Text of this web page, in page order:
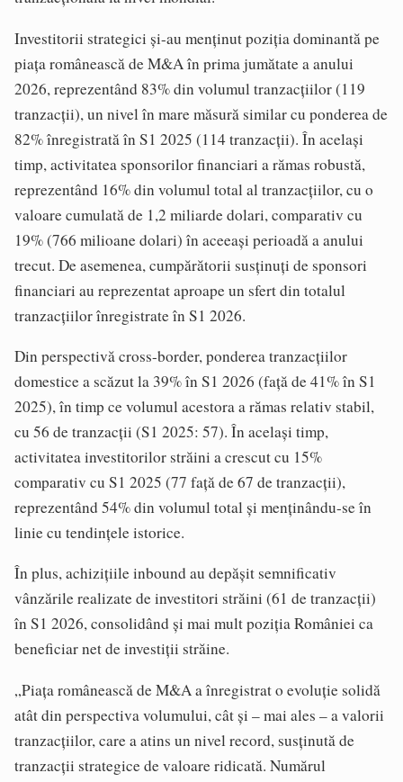
Investitorii strategici şi-au menţinut poziţia dominantă pe
piaţa românească de M&A în prima jumătate a anului
2026, reprezentând 83% din volumul tranzacţiilor (119
tranzacţii), un nivel în mare măsură similar cu ponderea de
82% înregistrată în S1 2025 (114 tranzacţii). În acelaşi
timp, activitatea sponsorilor financiari a rămas robustă,
reprezentând 16% din volumul total al tranzacţiilor, cu o
valoare cumulată de 1,2 miliarde dolari, comparativ cu
19% (766 milioane dolari) în aceeaşi perioadă a anului
trecut. De asemenea, cumpărătorii susţinuţi de sponsori
financiari au reprezentat aproape un sfert din totalul
tranzacţiilor înregistrate în S1 2026.
Din perspectivă cross-border, ponderea tranzacţiilor
domestice a scăzut la 39% în S1 2026 (faţă de 41% în S1
2025), în timp ce volumul acestora a rămas relativ stabil,
cu 56 de tranzacţii (S1 2025: 57). În acelaşi timp,
activitatea investitorilor străini a crescut cu 15%
comparativ cu S1 2025 (77 faţă de 67 de tranzacţii),
reprezentând 54% din volumul total şi menţinându-se în
linie cu tendinţele istorice.
În plus, achiziţiile inbound au depăşit semnificativ
vânzările realizate de investitori străini (61 de tranzacţii)
în S1 2026, consolidând şi mai mult poziţia României ca
beneficiar net de investiţii străine.
„Piaţa românească de M&A a înregistrat o evoluţie solidă
atât din perspectiva volumului, cât şi – mai ales – a valorii
tranzacţiilor, care a atins un nivel record, susţinută de
tranzacţii strategice de valoare ridicată. Numărul